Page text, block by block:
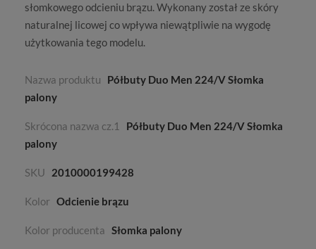
słomkowego odcieniu brązu. Wykonany został ze skóry
naturalnej licowej co wpływa niewątpliwie na wygodę
użytkowania tego modelu.
Nazwa produktu
Półbuty Duo Men 224/V Słomka
palony
Skrócona nazwa cz.1
Półbuty Duo Men 224/V Słomka
palony
SKU 2010000199428
Kolor Odcienie brązu
Kolor producenta Słomka palony